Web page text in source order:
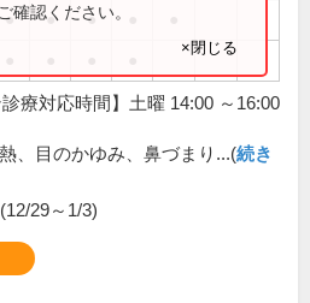
● ● ●
確認ください。
×閉じる
診療対応時間】土曜 14:00 ～16:00
、目のかゆみ、鼻づまり...(続き
29～1/3)